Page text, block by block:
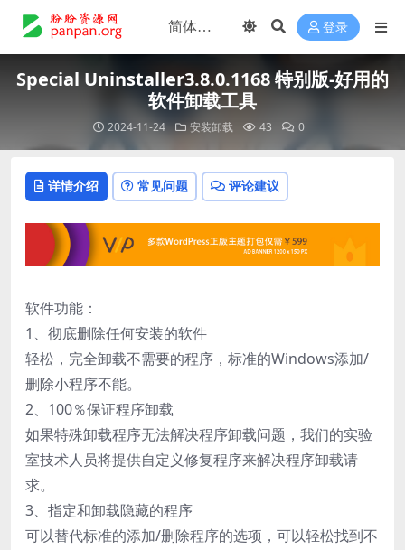
登录
Special Uninstaller3.8.0.1168 特别版-好用的
软件卸载工具
2024-11-24 安装卸载 43 0
详情介绍 常见问题 评论建议
软件功能：
1、彻底删除任何安装的软件
轻松，完全卸载不需要的程序，标准的Windows添加/
删除小程序不能。
2、100％保证程序卸载
如果特殊卸载程序无法解决程序卸载问题，我们的实验
室技术人员将提供自定义修复程序来解决程序卸载请
求。
3、指定和卸载隐藏的程序
可以替代标准的添加/删除程序的选项，可以轻松找到不